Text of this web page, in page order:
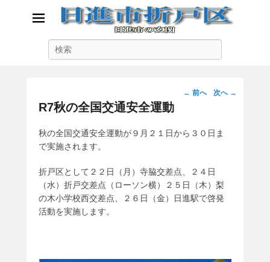
日進市折戸区
投
ビ
ョ
ン
← 前へ 次へ →
R7秋の全国交通安全運動
秋の全国交通安全運動が９月２１日から３０日ま
で実施されます。
折戸区として２２日（月）寺脇交差点、２４日
（水）折戸交差点（ローソン横）２５日（木）梨
の木小学校西交差点、２６日（金）日進駅で啓発
活動を実施します。